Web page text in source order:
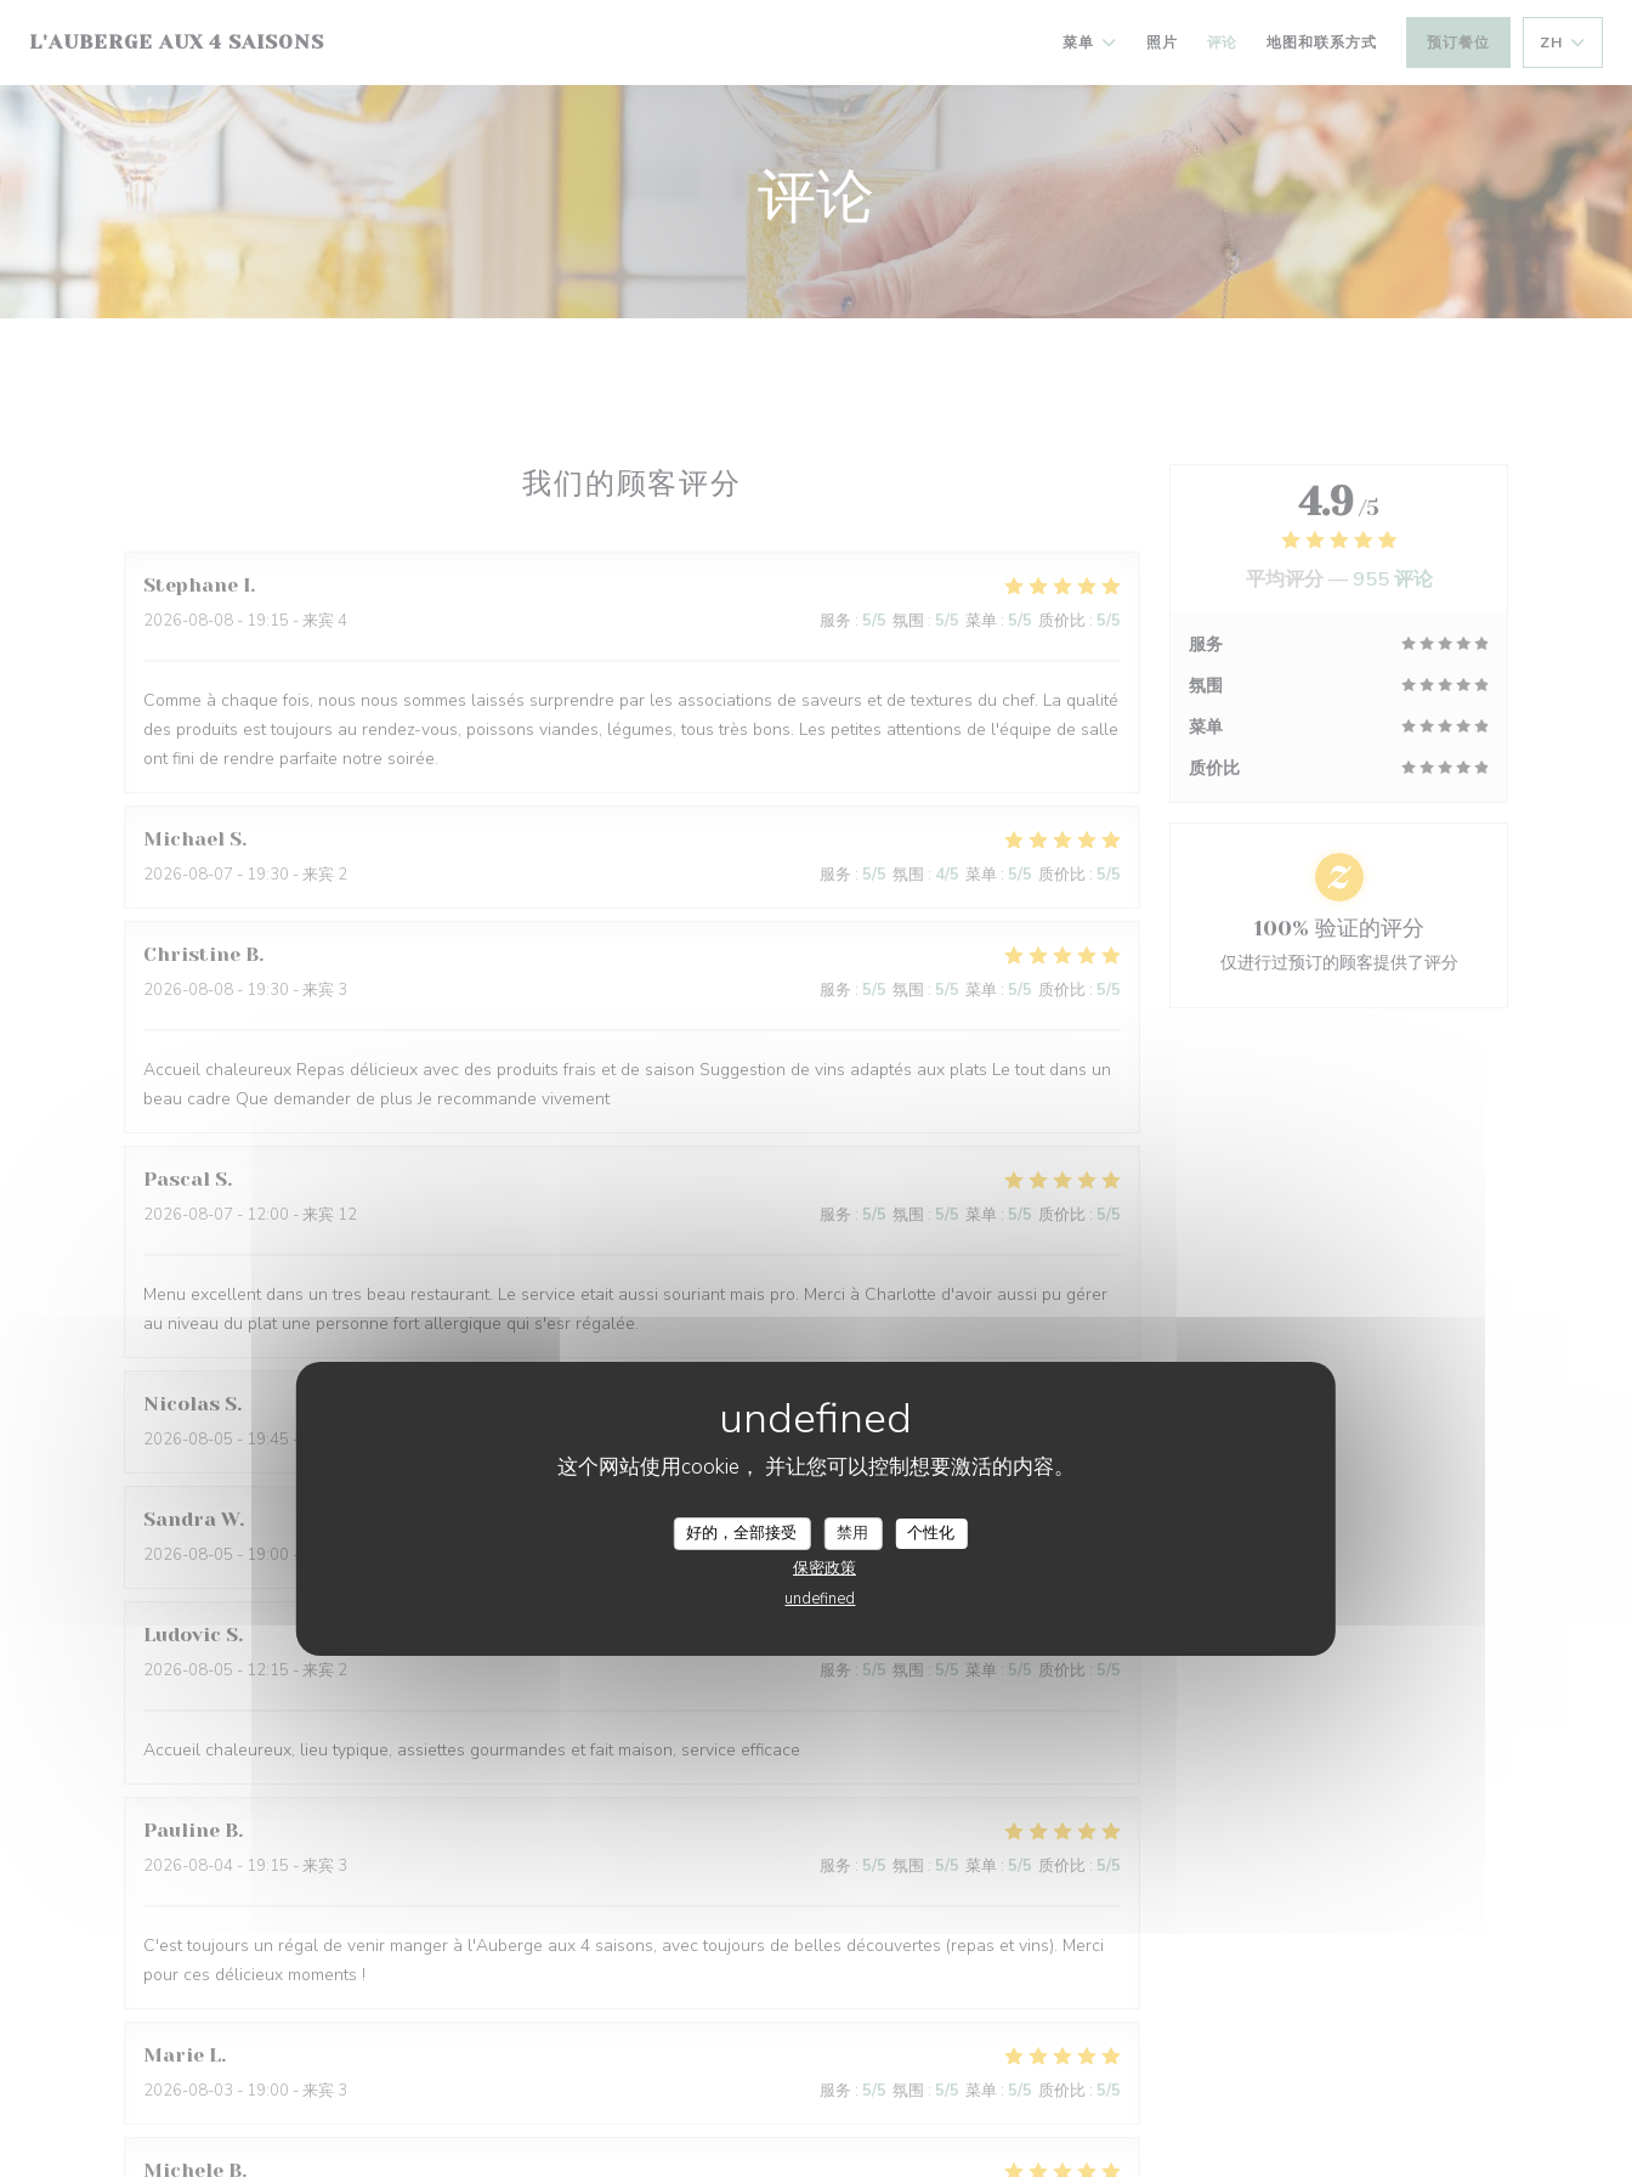
这个网站使用cookie， 并让您可以控制想要激活的内容。
好的，全部接受 禁用
个性化
保密政策
undefined
L'AUBERGE AUX 4 SAISONS 菜单 照片 评论 地图和联系方式 预订餐位 ZH
评论
我们的顾客评分
Stephane I
2026-08-08 - 19:15 - 来宾 4 服务 : 5/5 氛围 : 5/5 菜单 : 5/5 质价比 : 5/5
Comme à chaque fois, nous nous sommes laissés surprendre par les associations de saveurs et de textures du chef. La qualité
des produits est toujours au rendez-vous, poissons viandes, légumes, tous très bons. Les petites attentions de l'équipe de salle
ont fini de rendre parfaite notre soirée.
Michael S
2026-08-07 - 19:30 - 来宾 2 服务 : 5/5 氛围 : 4/5 菜单 : 5/5 质价比 : 5/5
Christine B
2026-08-08 - 19:30 - 来宾 3 服务 : 5/5 氛围 : 5/5 菜单 : 5/5 质价比 : 5/5
Accueil chaleureux Repas délicieux avec des produits frais et de saison Suggestion de vins adaptés aux plats Le tout dans un
beau cadre Que demander de plus Je recommande vivement
Pascal S
2026-08-07 - 12:00 - 来宾 12 服务 : 5/5 氛围 : 5/5 菜单 : 5/5 质价比 : 5/5
Menu excellent dans un tres beau restaurant. Le service etait aussi souriant mais pro. Merci à Charlotte d'avoir aussi pu gérer
au niveau du plat une personne fort allergique qui s'esr régalée.
Nicolas S
2026-08-05 - 19:45 - 来宾 2 服务 : 5/5 氛围
Sandra W
2026-08-05 - 19:00 - 来宾 2 服务:5/5 氛围:4/5 菜单
Ludovic S
2026-08-05 - 12:15 - 来宾 2 服务 : 5/5 氛围 : 5/5 菜单 : 5/5 质价比 : 5/5
Accueil chaleureux, lieu typique, assiettes gourmandes et fait maison, service efficace
Pauline B
2026-08-04 - 19:15 - 来宾 3 服务 : 5/5 氛围 : 5/5 菜单 : 5/5 质价比 : 5/5
C'est toujours un régal de venir manger à l'Auberge aux 4 saisons, avec toujours de belles découvertes (repas et vins). Merci
pour ces délicieux moments !
Marie L
2026-08-03 - 19:00 - 来宾 3 服务 : 5/5 氛围 : 5/5 菜单 : 5/5 质价比 : 5/5
Michele B
4.9 /5
平均评分 — 955 评论
服务
氛围
菜单
质价比
100% 验证的评分
仅进行过预订的顾客提供了评分